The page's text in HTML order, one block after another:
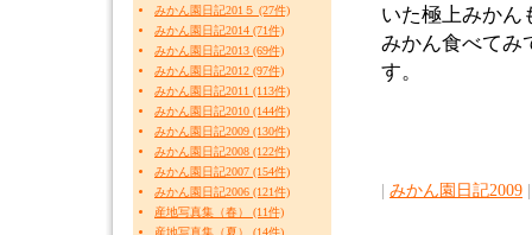
みかん園日記201５ (27件)
みかん園日記2014 (71件)
みかん園日記2013 (69件)
みかん園日記2012 (97件)
みかん園日記2011 (113件)
みかん園日記2010 (144件)
みかん園日記2009 (130件)
みかん園日記2008 (122件)
みかん園日記2007 (154件)
みかん園日記2006 (121件)
産地写真集（春） (11件)
産地写真集（夏） (14件)
いた極上みかん
みかん食べてみ
す。
| みかん園日記2009